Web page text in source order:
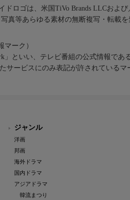
ドロゴは、米国TiVo Brands LLCおよ
真等あらゆる素材の無断複写・転載を
マーク）
」といい、テレビ番組の公式情報であ
サービスにのみ表記が許されているマ
ジャンル
洋画
邦画
海外ドラマ
国内ドラマ
アジアドラマ
韓流まつり